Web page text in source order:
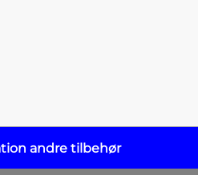
andre tilbehør